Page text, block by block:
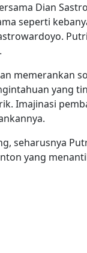
Dian
seperti
memerankan
yang
Imajinasi
seharusnya
yang